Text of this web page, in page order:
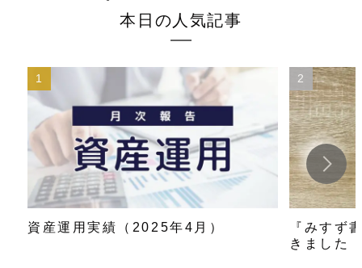
本日の人気記事
資産運用実績（2025年4月）
『みすず
きました